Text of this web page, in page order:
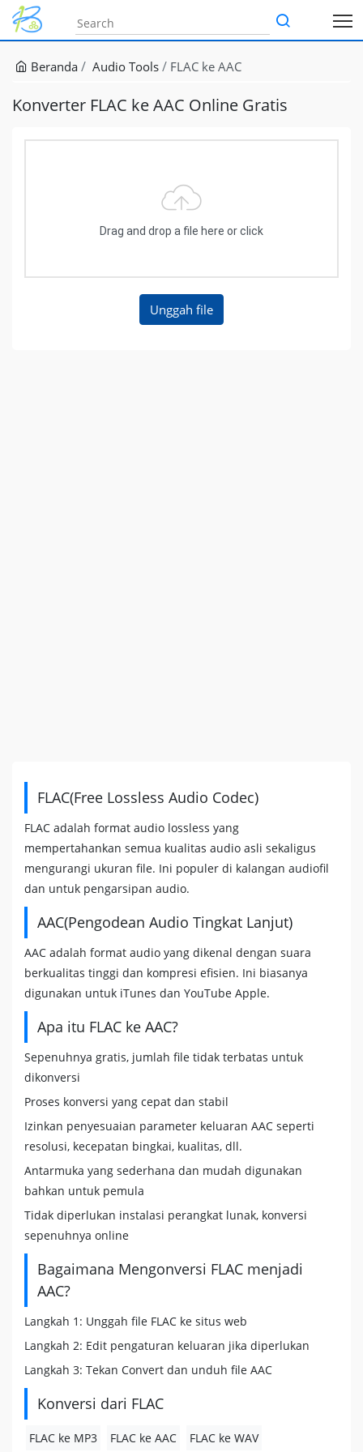
Beranda Audio Tools FLAC ke AAC
Konverter FLAC ke AAC Online Gratis
Drag and drop a file here or click
FLAC(Free Lossless Audio Codec)
FLAC adalah format audio lossless yang
mempertahankan semua kualitas audio asli sekaligus
mengurangi ukuran file. Ini populer di kalangan audiofil
dan untuk pengarsipan audio.
AAC(Pengodean Audio Tingkat Lanjut)
AAC adalah format audio yang dikenal dengan suara
berkualitas tinggi dan kompresi efisien. Ini biasanya
digunakan untuk iTunes dan YouTube Apple.
Apa itu FLAC ke AAC?
Sepenuhnya gratis, jumlah file tidak terbatas untuk
dikonversi
Proses konversi yang cepat dan stabil
Izinkan penyesuaian parameter keluaran AAC seperti
resolusi, kecepatan bingkai, kualitas, dll.
Antarmuka yang sederhana dan mudah digunakan
bahkan untuk pemula
Tidak diperlukan instalasi perangkat lunak, konversi
sepenuhnya online
Bagaimana Mengonversi FLAC menjadi
AAC?
Langkah 1: Unggah file FLAC ke situs web
Langkah 2: Edit pengaturan keluaran jika diperlukan
Langkah 3: Tekan Convert dan unduh file AAC
Konversi dari FLAC
FLAC ke MP3 FLAC ke AAC FLAC ke WAV